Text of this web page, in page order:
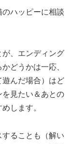
のハッピーに相談
が、エンディング
どうかは一応、
んだ場合）はど
見たい＆あとの
します。
ることも（解い